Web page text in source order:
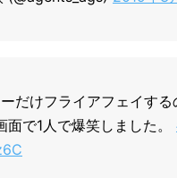
だけフライアフェイする
で1人で爆笑しました。